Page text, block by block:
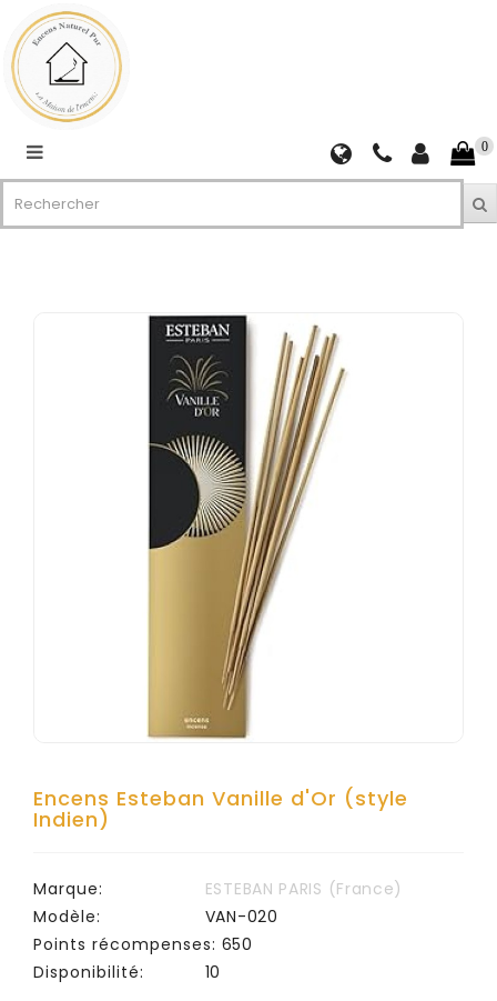
0
Catégories
ENCENS
BÂTONS
ENCENS
LIQUIDATION
Encens Esteban Vanille d'Or (style
Indien)
Marque:
ESTEBAN PARIS (France)
Modèle:
VAN-020
Points récompenses: 650
Disponibilité:
10